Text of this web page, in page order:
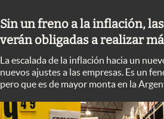
Otras secciones
Apertura
Infotechnology
Clima
Sin un freno a la inflación,
verán obligadas a realizar
La escalada de la inflación hacia un
nuevos ajustes a las empresas. Es un
pero que es de mayor monta en la